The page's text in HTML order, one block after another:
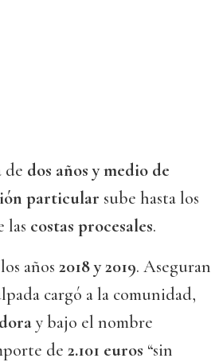
de dos años y medio de
particular sube hasta los
las costas procesales.
años 2018 y 2019. Aseguran
cargó a la comunidad,
y bajo el nombre
de 2.101 euros “sin